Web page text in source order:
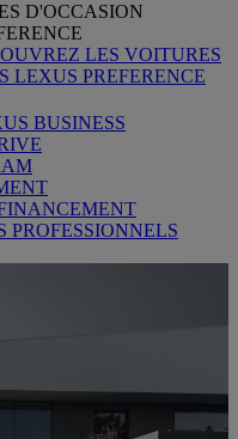
D'OCCASION
LES VOITURES
LEXUS PREFERENCE
BUSINESS
PROFESSIONNELS